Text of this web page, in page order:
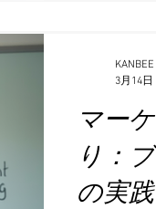
っと機能
それでは
市場では
いるか”が
品ではな
酒を売る
す。しかし
マー
り：
の実
3月14日